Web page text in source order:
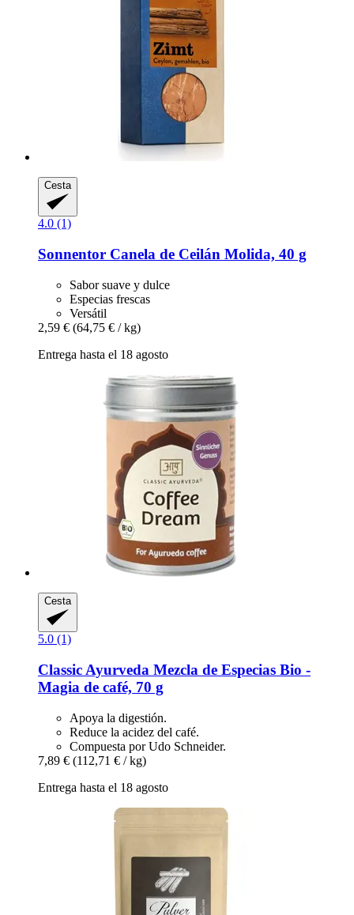
Cesta
4.0 (1)
Sonnentor Canela de Ceilán Molida, 40 g
Sabor suave y dulce
Especias frescas
Versátil
2,59 € (64,75 € / kg)
Entrega hasta el 18 agosto
Cesta
5.0 (1)
Classic Ayurveda Mezcla de Especias Bio -​
Magia de café, 70 g
Apoya la digestión.
Reduce la acidez del café.
Compuesta por Udo Schneider.
7,89 € (112,71 € / kg)
Entrega hasta el 18 agosto